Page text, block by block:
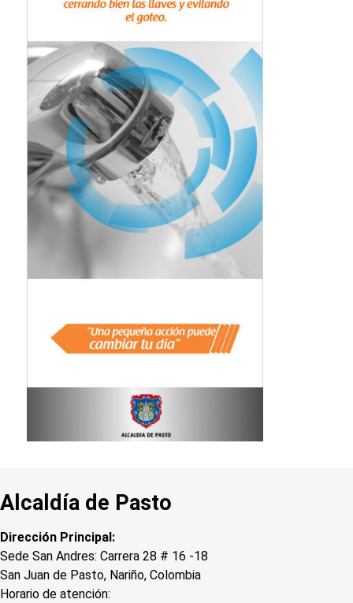
Alcaldía de Pasto
Dirección Principal:
Sede San Andres: Carrera 28 # 16 -18
San Juan de Pasto, Nariño, Colombia
Horario de atención: